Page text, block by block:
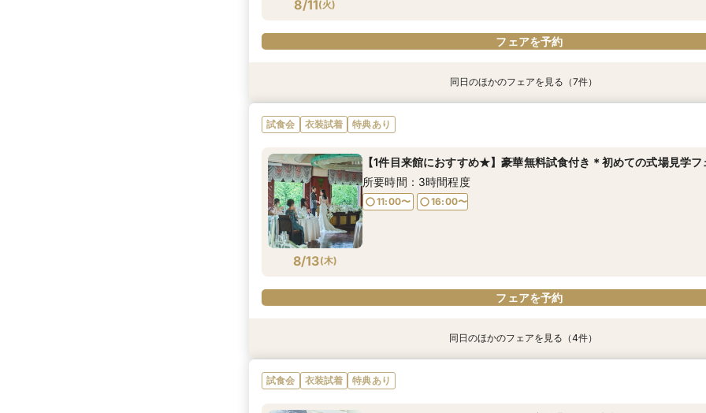
8/11(火)
フェアを予約
8/11(火)
【愛され花嫁*ALL体験♪】歴史ある本格大聖堂×美食フェア！
9:00〜 15:00〜
8/11(火)
1件目来館にもおすすめ☆【お料理重視派に人気】コース料理付き相
9:00〜 15:00〜
8/11(火)
★初見学おススメ★少人数WD相談会
9:00〜 15:00〜
8/11(火)
【1件目来館がお得★嬉しい特典付き】初めての方でも安心。館内見
9:00〜 15:00〜
8/11(火)
【会場イチオシ★】牛フィレ試食付き＊おもてなし体験フェア
9:00〜 15:00〜
8/11(火)
BIG特典付き【プレ】オータムブライダルフェア
9:00〜 15:00〜
8/11(火)
【2件目来館がおすすめ】比べて納得★来館おすすめ相談会
9:00〜 15:00〜
同日のほかのフェアを見る（7件）
試食会 衣装試着 特典あり
8/13(木)
【1件目来館におすすめ★】豪華無料試食付き＊初めての式場見学フ
所要時間：3時間程度
11:00〜 16:00〜
フェアを予約
【ゲスト目線で館内見学】コース料理×聖堂見学×控室
2026年秋婚◇最大100万特典付きのお得プランをご提案★
BIG特典付き【プレ】オータムブライダルフェア
ウエディングフェスタ お盆期間限定特典付き★相談会
同日のほかのフェアを見る（4件）
試食会 衣装試着 特典あり